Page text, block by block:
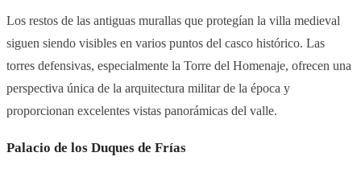
Los restos de las antiguas murallas que protegían la villa medieval
siguen siendo visibles en varios puntos del casco histórico. Las
torres defensivas, especialmente la Torre del Homenaje, ofrecen una
perspectiva única de la arquitectura militar de la época y
proporcionan excelentes vistas panorámicas del valle.
Palacio de los Duques de Frías